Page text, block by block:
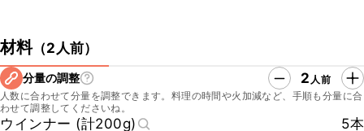
材料（2人前）
分量の調整 2 人前
人数に合わせて分量を調整できます。料理の時間や火加減など、手順も分量に合
わせて調整してくださいね。
ウインナー (計200g)
5本